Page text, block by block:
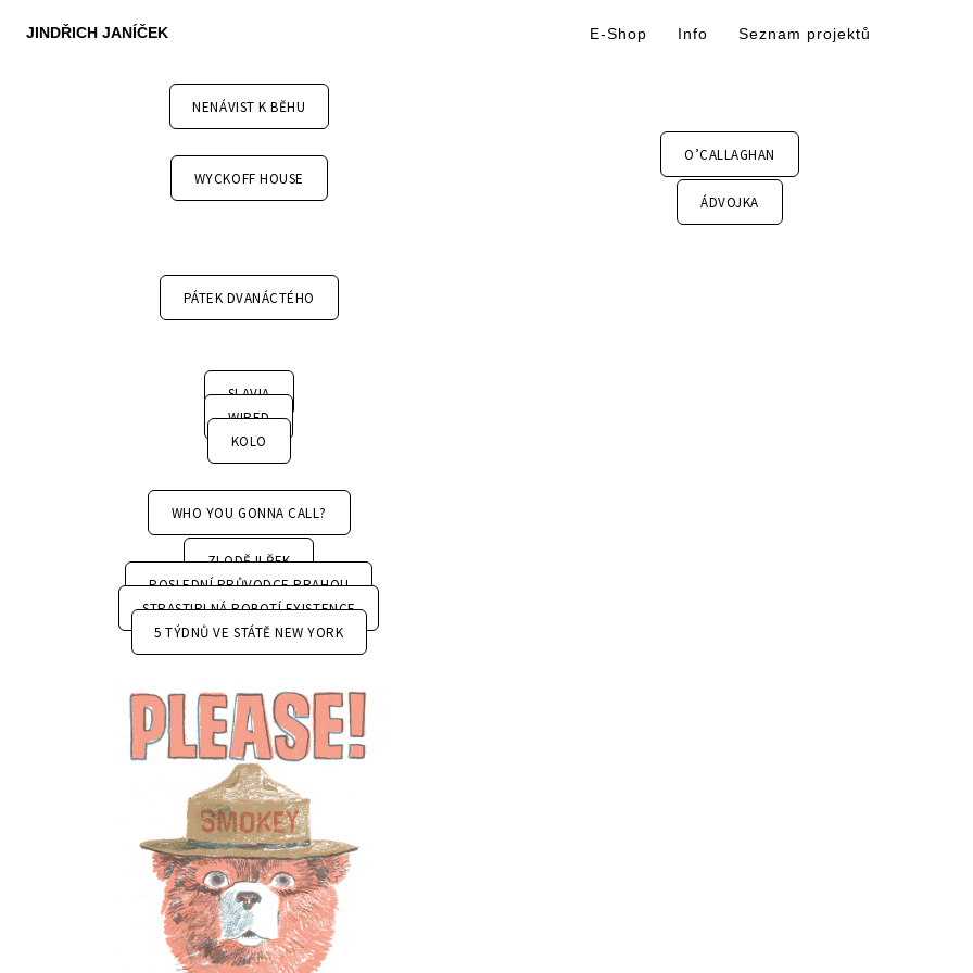
JINDŘICH JANÍČEK E-Shop Info Seznam projektů
NENÁVIST K BĚHU
O’CALLAGHAN
WYCKOFF HOUSE
ÁDVOJKA
PÁTEK DVANÁCTÉHO
SLAVIA
WIRED
KOLO
WHO YOU GONNA CALL?
ZLODĚJI ŘEK
POSLEDNÍ PRŮVODCE PRAHOU
STRASTIPLNÁ ROBOTÍ EXISTENCE
5 TÝDNŮ VE STÁTĚ NEW YORK